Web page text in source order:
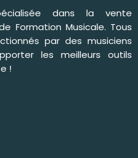
dans la vente
Formation Musicale. Tous
par des musiciens
les meilleurs outils
!